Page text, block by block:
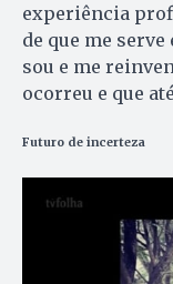
experiência
de que me
sou e me
ocorreu e que
Futuro de incerteza